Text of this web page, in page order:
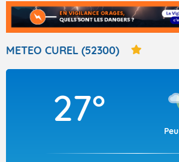
TOUS LES RÉSULTATS
Articles
METEO CUREL (52300)
27°